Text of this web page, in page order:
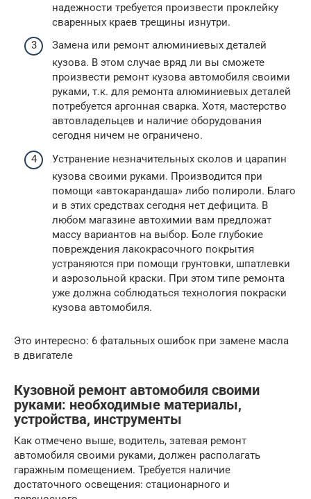
надежности требуется произвести проклейку
сваренных краев трещины изнутри.
Замена или ремонт алюминиевых деталей
кузова. В этом случае вряд ли вы сможете
произвести ремонт кузова автомобиля своими
руками, т.к. для ремонта алюминиевых деталей
потребуется аргонная сварка. Хотя, мастерство
автовладельцев и наличие оборудования
сегодня ничем не ограничено.
Устранение незначительных сколов и царапин
кузова своими руками. Производится при
помощи «автокарандаша» либо полироли. Благо
и в этих средствах сегодня нет дефицита. В
любом магазине автохимии вам предложат
массу вариантов на выбор. Боле глубокие
повреждения лакокрасочного покрытия
устраняются при помощи грунтовки, шпатлевки
и аэрозольной краски. При этом типе ремонта
уже должна соблюдаться технология покраски
кузова автомобиля.
Это интересно: 6 фатальных ошибок при замене масла
в двигателе
Кузовной ремонт автомобиля своими
руками: необходимые материалы,
устройства, инструменты
Как отмечено выше, водитель, затевая ремонт
автомобиля своими руками, должен располагать
гаражным помещением. Требуется наличие
достаточного освещения: стационарного и